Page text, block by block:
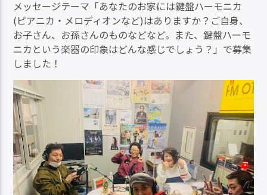
メッセージテーマ「あなたのお家には鍵盤ハーモニカ
(ピアニカ・メロディオンなど)はありますか？ご自身、
お子さん、お孫さんのものなどなど。また、鍵盤ハーモ
ニカという楽器の印象はどんな感じでしょう？」で募集
しました！